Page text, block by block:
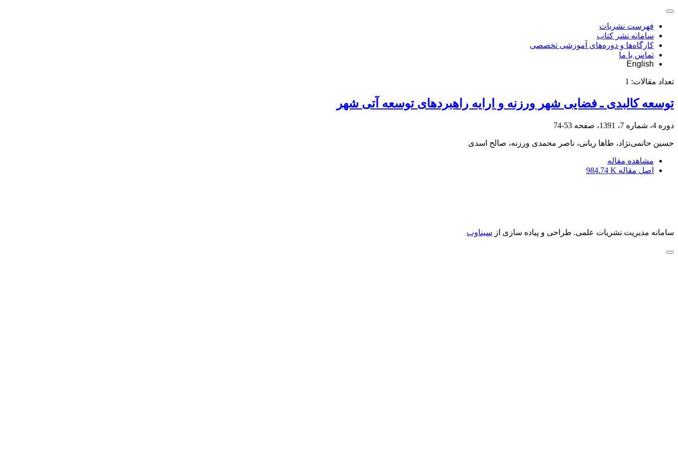
فهرست نشریات
سامانه نشر کتاب
کارگاه‌ها و دوره‌های آموزشی تخصصی
تماس با ما
English
تعداد مقالات: 1
توسعه کالبدی ـ فضایی شهر ورزنه و ارایه راهبردهای توسعه آتی شهر
دوره 4، شماره 7، 1391، صفحه 53-74
حسین حاتمی‌نژاد، طاها ربانی، ناصر محمدی ورزنه، صالح اسدی
مشاهده مقاله
اصل مقاله 984.74 K
سامانه مدیریت نشریات علمی. طراحی و پیاده سازی از سیناوب